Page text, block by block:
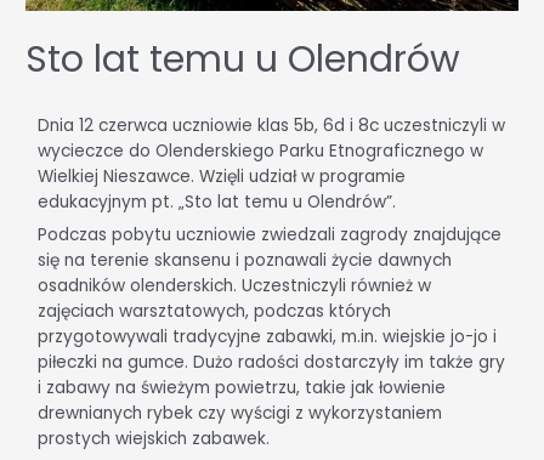
Sto lat temu u Olendrów
Dnia 12 czerwca uczniowie klas 5b, 6d i 8c uczestniczyli w
wycieczce do Olenderskiego Parku Etnograficznego w
Wielkiej Nieszawce. Wzięli udział w programie
edukacyjnym pt. „Sto lat temu u Olendrów”.
Podczas pobytu uczniowie zwiedzali zagrody znajdujące
się na terenie skansenu i poznawali życie dawnych
osadników olenderskich. Uczestniczyli również w
zajęciach warsztatowych, podczas których
przygotowywali tradycyjne zabawki, m.in. wiejskie jo-jo i
piłeczki na gumce. Dużo radości dostarczyły im także gry
i zabawy na świeżym powietrzu, takie jak łowienie
drewnianych rybek czy wyścigi z wykorzystaniem
prostych wiejskich zabawek.